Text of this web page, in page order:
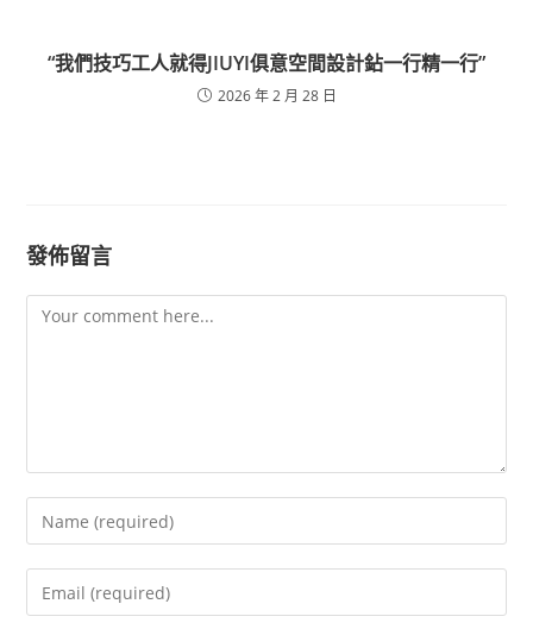
“我們技巧工人就得JIUYI俱意空間設計鉆一行精一行”
2026 年 2 月 28 日
發佈留言
Comment
Enter
your
name
Enter
your